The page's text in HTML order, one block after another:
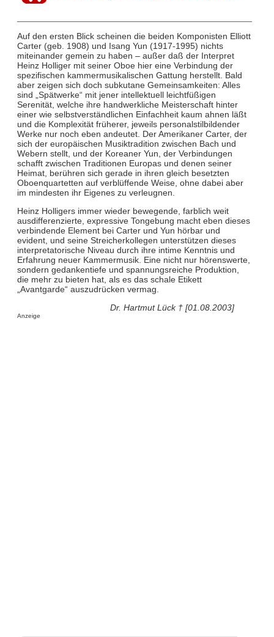
Auf den ersten Blick scheinen die beiden Komponisten Elliott
Carter (geb. 1908) und Isang Yun (1917-1995) nichts
miteinander gemein zu haben – außer daß der Interpret
Heinz Holliger mit seiner Oboe hier eine Verbindung der
spezifischen kammermusikalischen Gattung herstellt. Bald
aber zeigen sich doch subkutane Gemeinsamkeiten: Alles
sind „Spätwerke“ mit jener intellektuell leichtfüßigen
Serenität, welche ihre handwerkliche Meisterschaft hinter
einer wie selbstverständlichen Einfachheit kaum ahnen läßt
und die Komplexität früherer, jeweils personalstilbildender
Werke nur noch eben andeutet. Der Amerikaner Carter, der
sich der europäischen Musiktradition zwischen Bach und
Webern stellt, und der Koreaner Yun, der Verbindungen
schafft zwischen Traditionen Europas und denen seiner
Heimat, berühren sich gerade in ihren gleich besetzten
Oboenquartetten auf verblüffende Weise, ohne dabei aber
im mindesten ihr Eigenes zu verleugnen.
Heinz Holligers immer wieder bewegende, farblich weit
ausdifferenzierte, expressive Tongebung macht eben dieses
verbindende Element bei Carter und Yun hörbar und
evident, und seine Streicherkollegen unterstützen dieses
interpretatorische Niveau durch ihre intime Kenntnis und
Erfahrung neuer Kammermusik. Eine nicht nur hörenswerte,
sondern gedankentiefe und spannungsreiche Produktion,
die mehr zu bieten hat, als es das schale Etikett
„Avantgarde“ auszudrücken vermag.
Dr. Hartmut Lück † [01.08.2003]
Anzeige